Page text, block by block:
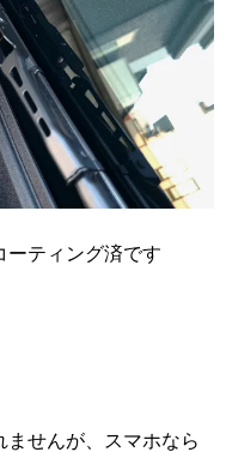
ーティング済です
せんが、スマホなら